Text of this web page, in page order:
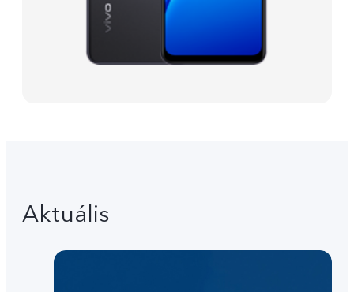
Aktuális